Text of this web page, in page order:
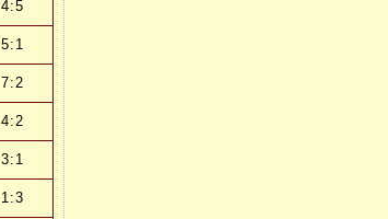
4:5
5:1
7:2
4:2
3:1
1:3